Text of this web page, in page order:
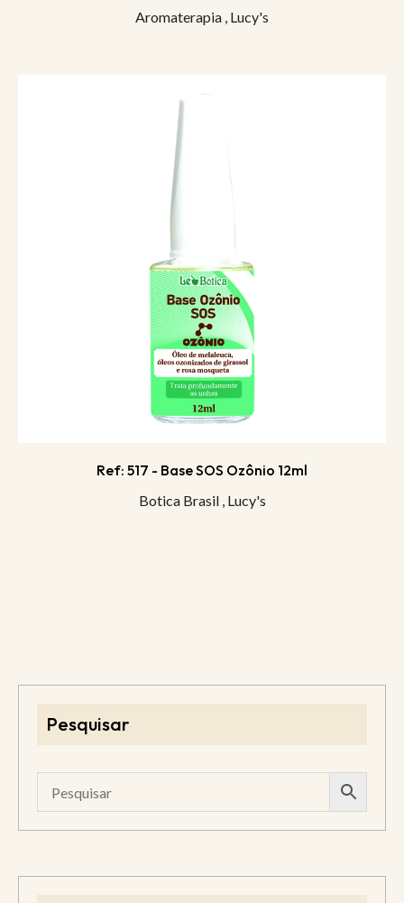
Aromaterapia , Lucy's
Ref: 517 - Base SOS Ozônio 12ml
Botica Brasil , Lucy's
Pesquisar